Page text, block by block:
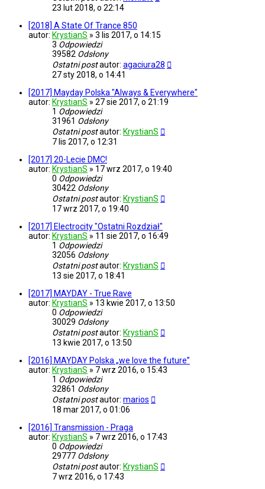
23 lut 2018, o 22:14
[2018] A State Of Trance 850
autor: KrystianS » 3 lis 2017, o 14:15
3 Odpowiedzi
39582 Odsłony
Ostatni postautor: agaciura28
27 sty 2018, o 14:41
[2017] Mayday Polska "Always & Everywhere"
autor: KrystianS » 27 sie 2017, o 21:19
1 Odpowiedzi
31961 Odsłony
Ostatni postautor: KrystianS
7 lis 2017, o 12:31
[2017] 20-Lecie DMC!
autor: KrystianS » 17 wrz 2017, o 19:40
0 Odpowiedzi
30422 Odsłony
Ostatni postautor: KrystianS
17 wrz 2017, o 19:40
[2017] Electrocity "Ostatni Rozdział"
autor: KrystianS » 11 sie 2017, o 16:49
1 Odpowiedzi
32056 Odsłony
Ostatni postautor: KrystianS
13 sie 2017, o 18:41
[2017] MAYDAY - True Rave
autor: KrystianS » 13 kwie 2017, o 13:50
0 Odpowiedzi
30029 Odsłony
Ostatni postautor: KrystianS
13 kwie 2017, o 13:50
[2016] MAYDAY Polska „we love the future”
autor: KrystianS » 7 wrz 2016, o 15:43
1 Odpowiedzi
32861 Odsłony
Ostatni postautor: marios
18 mar 2017, o 01:06
[2016] Transmission - Praga
autor: KrystianS » 7 wrz 2016, o 17:43
0 Odpowiedzi
29777 Odsłony
Ostatni postautor: KrystianS
7 wrz 2016, o 17:43